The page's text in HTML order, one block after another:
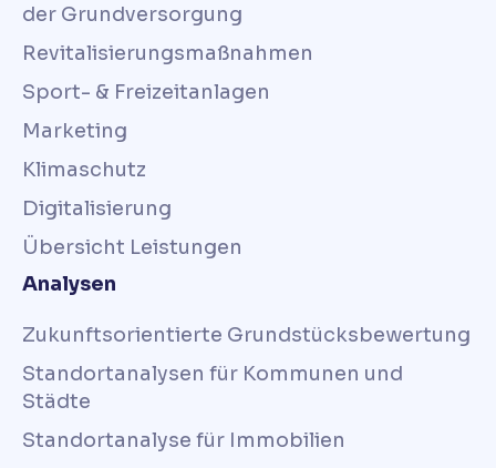
der Grundversorgung
Revitalisierungsmaßnahmen
Sport- & Freizeitanlagen
Marketing
Klimaschutz
Digitalisierung
Übersicht Leistungen
Analysen
Zukunftsorientierte Grundstücksbewertung
Standortanalysen für Kommunen und
Städte
Standortanalyse für Immobilien